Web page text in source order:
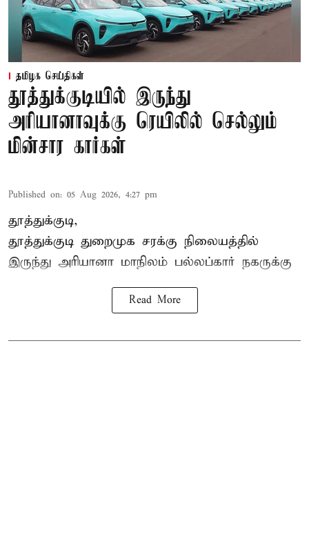
தமிழக செய்திகள்
தூத்துக்குடியில் இருந்து
அரியானாவுக்கு ரெயிலில் செல்லும்
மின்சார கார்கள்
Published on: 05 Aug 2026, 4:27 pm
தூத்துக்குடி,
தூத்துக்குடி துறைமுக சரக்கு நிலையத்தில்
இருந்து அரியானா மாநிலம் பல்லப்கார் நகருக்கு
Read More